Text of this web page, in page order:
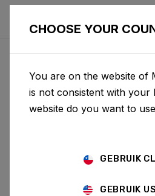
CHOOSE YOUR
You are on the website of
is not consistent with your
website do you want to
GEBRUIK
GEBRUIK